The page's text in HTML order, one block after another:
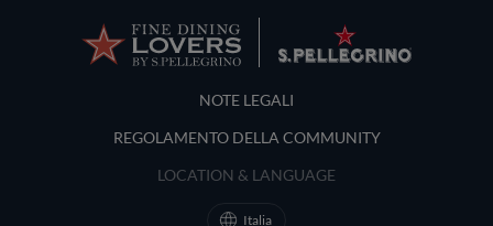
Terms and Conditions
NOTE LEGALI
REGOLAMENTO DELLA COMMUNITY
LOCATION & LANGUAGE
Italia